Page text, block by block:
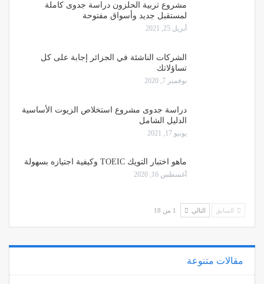
مشروع تربية الحلزون دراسة جدوى كاملة
لمستقبل جديد وأسواق مفتوحة
أبريل 25, 2021
الشركات الناشئة في الجزائر إجابة على كل
تساؤلاتك
نوفمبر 7, 2020
دراسة جدوى مشروع استخلاص الزيوت الأساسية
الدليل الشامل
يونيو 17, 2021
ماهو اختبار التويك TOEIC وكيفية اجتيازه بسهولة
أغسطس 16, 2020
السابق التالي 1 من 18
مقالات متنوعة